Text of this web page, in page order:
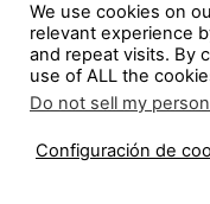
Suscripción
We use cookies on
relevant experience
and repeat visits. By
use of ALL the
Do not sell my
Configuración de